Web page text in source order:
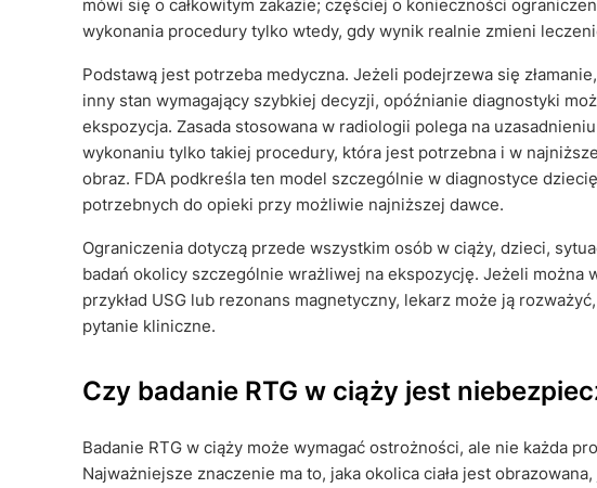
mówi się o całkowitym zakazie; częściej o konieczności
wykonania procedury tylko wtedy, gdy wynik realnie zmieni
Podstawą jest potrzeba medyczna. Jeżeli podejrzewa się
inny stan wymagający szybkiej decyzji, opóźnianie diagnostyki
ekspozycja. Zasada stosowana w radiologii polega na
wykonaniu tylko takiej procedury, która jest potrzebna i w
obraz. FDA podkreśla ten model szczególnie w diagnostyce
potrzebnych do opieki przy możliwie najniższej dawce.
Ograniczenia dotyczą przede wszystkim osób w ciąży, dzieci,
badań okolicy szczególnie wrażliwej na ekspozycję. Jeżeli można
przykład USG lub rezonans magnetyczny, lekarz może ją
pytanie kliniczne.
Czy badanie RTG w ciąży jest
Badanie RTG w ciąży może wymagać ostrożności, ale nie każda
Najważniejsze znaczenie ma to, jaka okolica ciała jest